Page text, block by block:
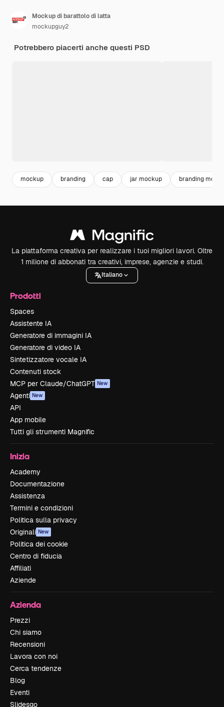
Mockup di barattolo di latta
mockupguy2
Potrebbero piacerti anche questi PSD
mockup branding cap jar mockup branding
La piattaforma creativa per realizzare i tuoi migliori lavori. Oltre
1 milione di abbonati tra creativi, imprese, agenzie e studi.
Italiano
Prodotti
Spaces
Assistente IA
Generatore di immagini IA
Generatore di video IA
Sintetizzatore vocale IA
Contenuti stock
MCP per Claude/ChatGPT New
Agenti New
API
App mobile
Tutti gli strumenti Magnific
Inizia
Academy
Documentazione
Assistenza
Termini e condizioni
Politica sulla privacy
Originali New
Politica dei cookie
Centro di fiducia
Affiliati
Aziende
Azienda
Prezzi
Chi siamo
Recensioni
Lavora con noi
Cerca tendenze
Blog
Eventi
Slidesgo